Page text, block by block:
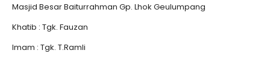
Masjid Besar Baiturrahman Gp. Lhok Geulumpang
Khatib : Tgk. Fauzan
Imam : Tgk. T.Ramli